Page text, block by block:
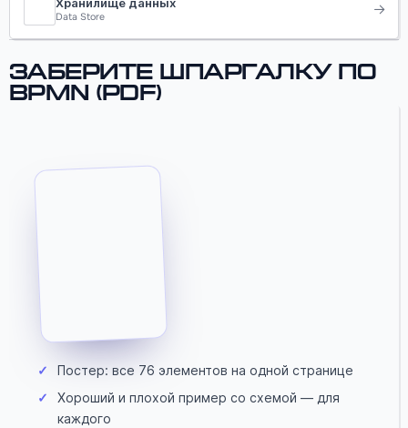
Хранилище данных
Data Store
Заберите шпаргалку по
BPMN (PDF)
✓
Постер: все 76 элементов на одной странице
✓
Хороший и плохой пример со схемой — для
каждого